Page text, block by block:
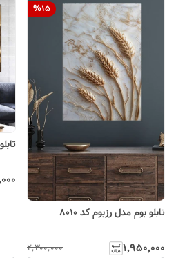
%15
تابلو بوم مدل رزبوم کد 8010
۱٬۹۵۰٬۰۰۰ ۲٬۳۰۰٬۰۰۰